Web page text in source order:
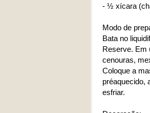
- ½ xícara
Modo de
Bata no
Reserve. Em
cenouras,
Coloque a
préaquecido,
esfriar.